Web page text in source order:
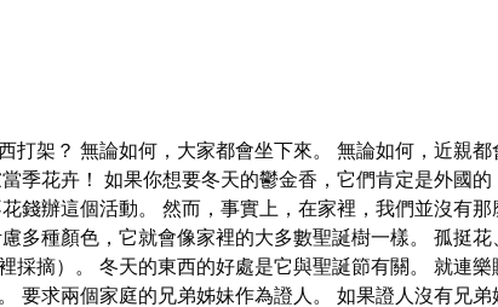
打架？ 無論如何，大家都會坐下來。 無論如何，近親
季花卉！ 如果你想要冬天的鬱金香，它們肯定是外國
錢辦這個活動。 然而，事實上，在家裡，我們並沒有
多種顏色，它就會像家裡的大多數聖誕樹一樣。 孤挺
摘）。 冬天的東西的好處是它與聖誕節有關。 就連樂
要求兩個家庭的兄弟姊妹作為證人。 如果證人沒有兄